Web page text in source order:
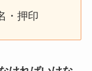
・押印